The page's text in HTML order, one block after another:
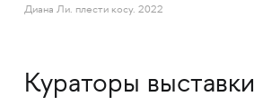
Диана Ли. плести косу. 2022
Кураторы выставки